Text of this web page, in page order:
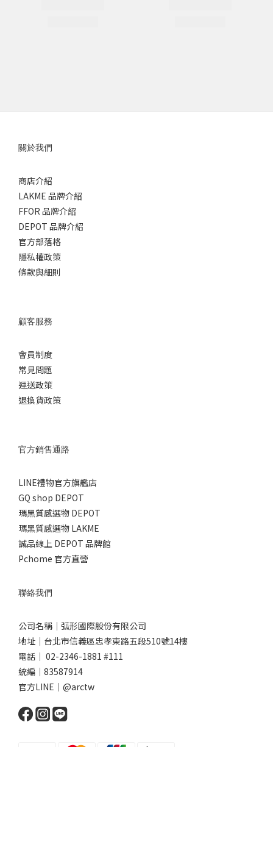
關於我們
商店介紹
LAKME 品牌介紹
FFOR 品牌介紹
DEPOT 品牌介紹
官方部落格
隱私權政策
條款與細則
顧客服務
會員制度
常見問題
運送政策
退換貨政策
官方銷售通路
LINE禮物官方旗艦店
GQ shop DEPOT
瑪黑質感選物 DEPOT
瑪黑質感選物 LAKME
誠品線上 DEPOT 品牌館
Pchome 官方直營
聯絡我們
公司名稱｜弧形國際股份有限公司
地址｜台北市信義區忠孝東路五段510號14樓
電話｜ 02-2346-1881 #111
統編｜83587914
官方LINE｜@arctw